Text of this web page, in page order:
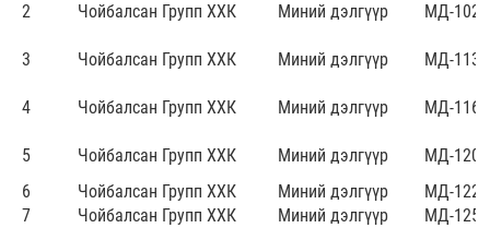
2
Чойбалсан Групп ХХК Миний дэлгүүр МД-102
3 Чойбалсан Групп ХХК Миний дэлгүүр МД-113
4 Чойбалсан Групп ХХК Миний дэлгүүр МД-116
5 Чойбалсан Групп ХХК Миний дэлгүүр
МД-120
6
Чойбалсан Групп ХХК Миний дэлгүүр
МД-122
7
Чойбалсан Групп ХХК Миний дэлгүүр
МД-125